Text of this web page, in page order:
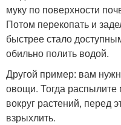
муку по поверхности
Потом перекопать и
быстрее стало
обильно полить водой.
Другой пример: вам
овощи. Тогда распылите
вокруг растений, перед
взрыхлить.